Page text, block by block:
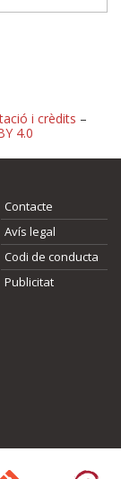
o
ompliu els
voleu informar-
i crèdits –
4.0
Contacte
Avís legal
Codi de conducta
Publicitat